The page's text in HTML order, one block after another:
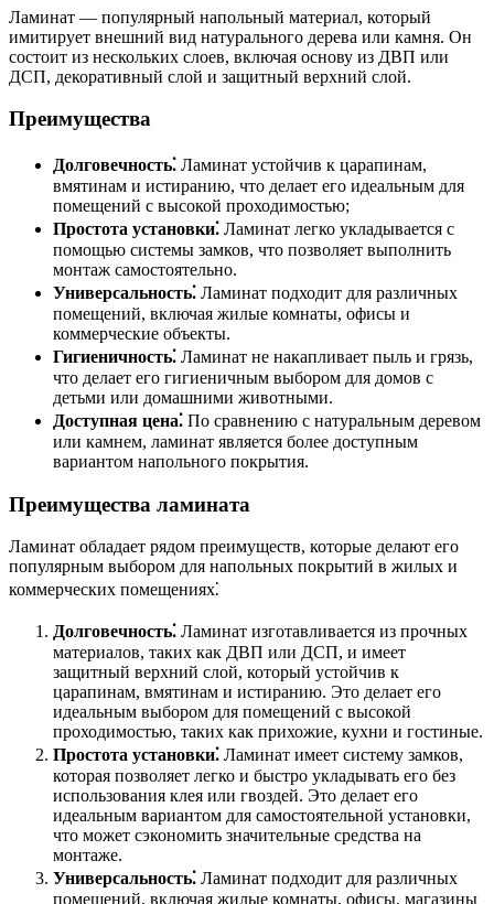
Ламинат — популярный напольный материал, который
имитирует внешний вид натурального дерева или камня. Он
состоит из нескольких слоев, включая основу из ДВП или
ДСП, декоративный слой и защитный верхний слой.
Преимущества
Долговечность⁚ Ламинат устойчив к царапинам,
вмятинам и истиранию, что делает его идеальным для
помещений с высокой проходимостью;
Простота установки⁚ Ламинат легко укладывается с
помощью системы замков, что позволяет выполнить
монтаж самостоятельно.
Универсальность⁚ Ламинат подходит для различных
помещений, включая жилые комнаты, офисы и
коммерческие объекты.
Гигиеничность⁚ Ламинат не накапливает пыль и грязь,
что делает его гигиеничным выбором для домов с
детьми или домашними животными.
Доступная цена⁚ По сравнению с натуральным деревом
или камнем, ламинат является более доступным
вариантом напольного покрытия.
Преимущества ламината
Ламинат обладает рядом преимуществ, которые делают его
популярным выбором для напольных покрытий в жилых и
коммерческих помещениях⁚
Долговечность⁚ Ламинат изготавливается из прочных
материалов, таких как ДВП или ДСП, и имеет
защитный верхний слой, который устойчив к
царапинам, вмятинам и истиранию. Это делает его
идеальным выбором для помещений с высокой
проходимостью, таких как прихожие, кухни и гостиные.
Простота установки⁚ Ламинат имеет систему замков,
которая позволяет легко и быстро укладывать его без
использования клея или гвоздей. Это делает его
идеальным вариантом для самостоятельной установки,
что может сэкономить значительные средства на
монтаже.
Универсальность⁚ Ламинат подходит для различных
помещений, включая жилые комнаты, офисы, магазины